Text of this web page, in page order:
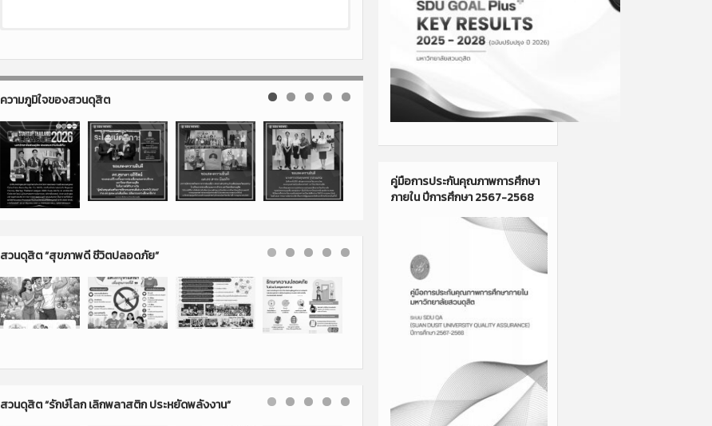
การตรวจสอบข้อมูลและอัปโหลดรูปถ่ายบัณฑิต
ขอเชิญร่วมงาน Science Festival 2026 สัปดาห์วันวิทยาศาสตร์แห่งชาติ
ทรงพระเจริญ เนื่องในโอกาสวันคล้ายวันประสูติ พระเจ้าวรวงศ์เธอ พระองค์
เจ้าโสมสวลี กรมหมื่นสุทธนารีนาถ ๑๓ กรกฎาคม ๒๕๖๙
ขอเชิญร่วมโหวต
“แม็ค” นายสกลโชค พรกาสกร ตัวแทนมหาวิทยาลัย
สวนดุสิต ผู้เข้าแข่งขัน การประกวดสุนทรพจน์และความรู้ภาษาจีนระดับ
อุดมศึกษา “สะพานสู่ภาษาจีน” ครั้งที่ 25
ร่วมลุ้น รางวัล Popular Vote
(ขวัญใจมหาชน)
ไตรมาสที่ 2 ปีพุทธศักราช 2569
The Pure and Applied Chemistry International Conference 2027
(PACCON 2027) “Chemical Innovation for Longevity and Well-
being.”
ศูนย์ให้คำปรึกษา มหาวิทยาลัยสวนดุสิต
ประกาศคณะกรรมการสรรหากรรมการสภามหาวิทยาลัยผู้ทรงคุณวุฒิ เรื่อง
Asst. Prof. Dr. Pitauk Chancharoen, President of Suan Dusit
2026
โรงเรียนการท่องเที่ยวและการบริการ มหาวิทยาลัยสวนดุสิต จัดการเรียน
การสอนในโครงการบัณฑิตพันธุ์ใหม่และกำลังคนที่มีสมรรถนะเพื่อตอบโจทย์
ประกาศนียบัตร (Non-Degree) กลุ่มอุตสาหกรรมการท่องเที่ยวเชิง
คุณภาพและความยั่งยืน หลักสูตร “ศาสตร์และศิลป์การท่องเที่ยวเชิงนิเวศ
ชีวภาพกับธุรกิจลานกางเต็นท์สีเขียว Module 2 การออกแบบที่พักประเภท
ธุรกิจลานกางเต็นท์เพื่อการปล่อยคาร์บอนสุทธิเป็นศูนย์ หัวข้อการจัดการ
คาร์บอนสุทธิเป็นศูนย์สำหรับธุรกิจลานกางเต็นท์
สำนักงานเขตดุสิต เข้าตรวจ สุดยอดห้องน้ำแห่งปีของกรุงเทพมหานคร
ภาคปกติ รอบที่ 4/1 Direct Admission ระหว่างวันที่ 28-31 พฤษภาคม
2569 และรอบ 4/2 Direct Admission ระหว่างวันที่ 4-10 มิถุนายน 2569
ขอเชิญบุคลากรและนักศึกษาชาวสวนดุสิตมา
ร่วมจอยกันในโครงการ
“Private Tutoring แลกเปลี่ยนเรียนรู้ติดขอบภาษาและวัฒนธรรมเกาหลี”
แบบใกล้ชิด สนุกสนาน และเป็นกันเอง
วิทยากร Dr. Youngho Park
อำนวยความสะดวกครบครัน มหาวิทยาลัยสวนดุสิต ศูนย์วิทยาศาสตร์ ถนนสิ
มหาวิทยาลัยสวนดุสิต กรุงเทพมหานคร เปิดรับสมัครผู้เข้าอบรม หลักสูตร
สมเด็จพระนางเจ้าสิริกิติ์ พระบรมราชินีนาถ พระบรมราชชนนีพันปีหลวง 12
สิงหาคม 2568 ด้วยเกล้าด้วยกระหม่อม ขอเดชะ ข้าพระพุทธเจ้า คณะผู้บริหาร
มหาวิทยาลัยสวนดุสิต ประชาสัมพันธ์งานรับพระราชทานปริญญาบัตร ประจำ
ปี 2568
คำกล่าวแสดงความยินดีแก่บัณฑิตมหาวิทยาลัยสวนดุสิต
ประกาศรับสมัครนักศึกษา เพื่อคัดเลือกรับทุนการศึกษา(ทุนวิจิตรพงศ์พันธุ์)
มหาวิทยาลัยสวนดุสิต เพื่อนักศึกษาที่ขาดแคลนทุนทรัพย์ ปีการศึกษา 2565
จำนวน 50 ทุนๆละ 10,000 บาท
สำหรับน้องๆ หนูๆ เรามีกิจกรรมตามช่วงอายุ และความสนใจของผู้ปกครอง
เพื่อจัดกิจกรรมให้สอดคล้องกับความต้องการ และช่วยพัฒนาของน้องๆ
อย่างเหมาะสม
Saun Dusit The Open และโรงเรียนสาธิตละอออุทิศ สุพรรณบุรี ขอเชิญผู้
สนใจเข้าร่วมกิจกรรม Academic boost up: Fun time ระหว่างวันที่
16,17,18,23,24,25,26,27 พฤศจิกายน 2563 (รวม 8 วัน) สอบถามเพิ่มเติมที่:
หรือ โทร. 035 969 626
คุณภาพ วิชาการควบคู่วิชาชีพ “
ความภูมิใจของสวนดุสิต
สวนดุสิต “สุขภาพดี ชีวิตปลอดภัย”
สวนดุสิต “รักษ์โลก เลิกพลาสติก ประหยัดพลังงาน”
คู่มือการประกันคุณภาพการศึกษา
ภายใน ปีการศึกษา 2567-2568